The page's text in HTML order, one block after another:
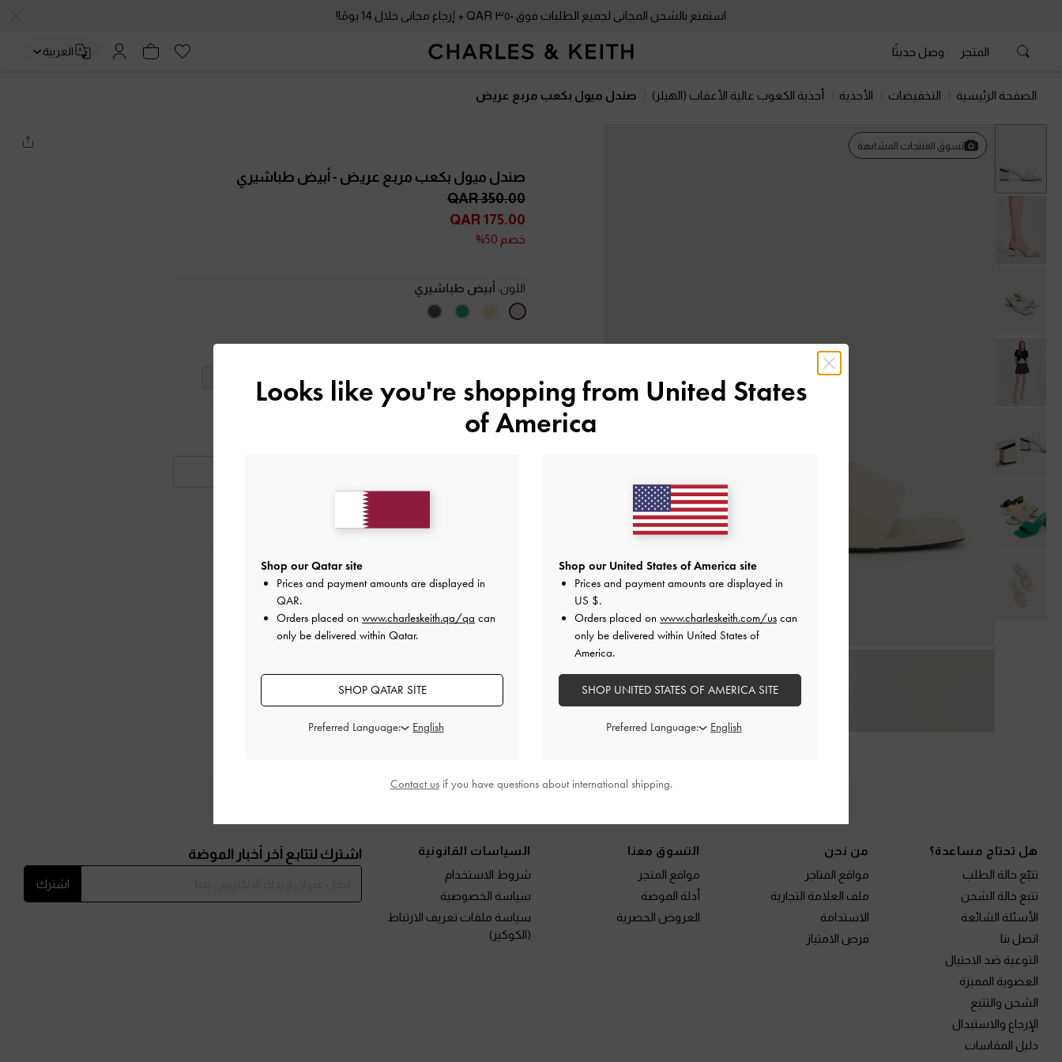
استمتع بالشحن المجاني لجميع الطلبات فوق ٣٥٠ QAR + إرجاع مجاني خلال 14 يومًا!
المتجر وصل حديثًا العربية
الصفحة الرئيسية التخفيضات الأحذية أحذية الكعوب عالية الأعقاب (الهيلز) صندل ميول بكعب مربع عريض
تسوق المنتجات المشابهة
صندل ميول بكعب مربع عريض - أبيض طباشيري
350.00 QAR
175.00 QAR
خصم 50%
اللون: أبيض طباشيري
هل أعجبكَ ما رأيت؟
تفاصيل المنتج وتعليمات العناية
العروض الحصرية
هل تحتاج مساعدة؟
تتبّع حالة الطلب
تتبع حالة الشحن
الأسئلة الشائعة
اتصل بنا
التوعية ضد الاحتيال
العضوية المميزة
الشحن والتتبع
الإرجاع والاستبدال
دليل المقاسات
من نحن
مواقع المتاجر
ملف العلامة التجارية
الاستدامة
فرص الامتياز
التسوق معنا
مواقع المتجر
أدلة الموضة
العروض الحصرية
السياسات القانونية
شروط الاستخدام
سياسة الخصوصية
سياسة ملفات تعريف الارتباط
(الكوكيز)
اشترك لتتابع آخر أخبار الموضة
اشترك
Looks like you're shopping from United States
of America
Shop our Qatar site
Prices and payment amounts are displayed in
QAR.
Orders placed on www.charleskeith.qa/qa can
only be delivered within Qatar.
SHOP QATAR SITE
Preferred Language:
Shop our United States of America site
Prices and payment amounts are displayed in
US $.
Orders placed on www.charleskeith.com/us can
only be delivered within United States of
America.
SHOP UNITED STATES OF AMERICA SITE
Preferred Language:
Contact usif you have questions about international shipping.